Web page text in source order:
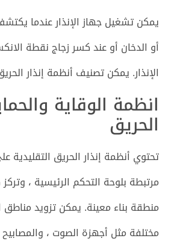
يمكن تشغيل جهاز الإنذار عندما
أو الدخان أو عند كسر زجاج نقطة
الإنذار. يمكن تصنيف أنظمة إنذار
انظمة الوقاية
الحريق
تحتوي أنظمة إنذار الحريق التقليدية
مرتبطة بلوحة التحكم الرئيسية ،
منطقة بناء معينة. يمكن تزويد مناطق
مختلفة مثل أجهزة الصوت ، والمصابيح